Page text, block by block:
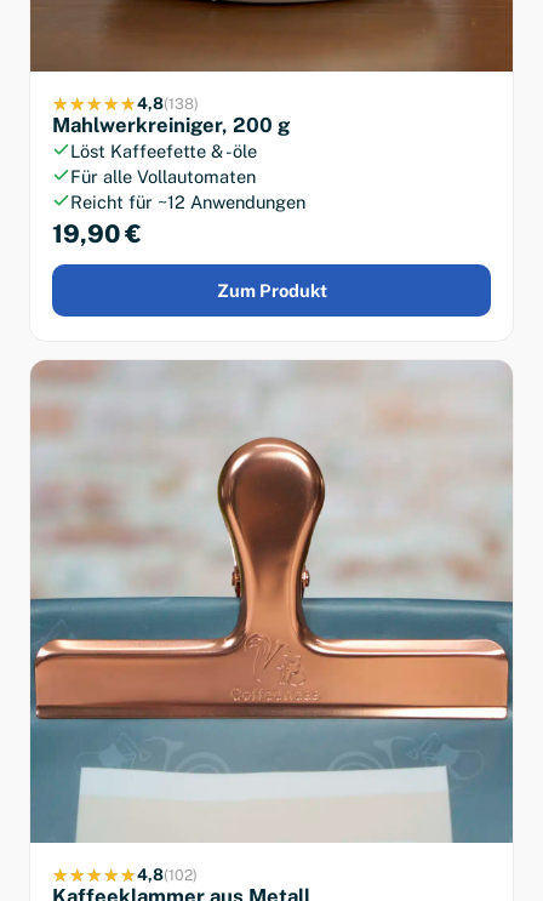
4,8(138)
Mahlwerkreiniger, 200 g
Löst Kaffeefette & -öle
Für alle Vollautomaten
Reicht für ~12 Anwendungen
19,90 €
Zum Produkt
4,8(102)